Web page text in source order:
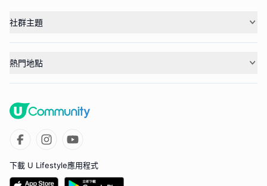
社群主題
熱門地點
下載 U Lifestyle應用程式